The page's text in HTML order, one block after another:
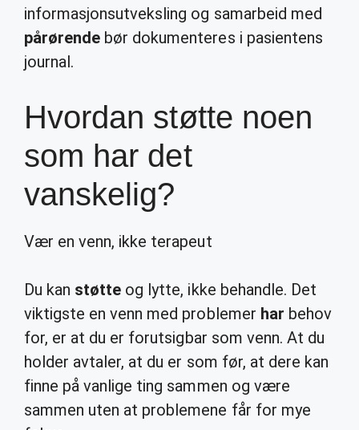
informasjonsutveksling og samarbeid med
pårørende bør dokumenteres i pasientens
journal.
Hvordan støtte noen
som har det
vanskelig?
Vær en venn, ikke terapeut
Du kan støtte og lytte, ikke behandle. Det
viktigste en venn med problemer har behov
for, er at du er forutsigbar som venn. At du
holder avtaler, at du er som før, at dere kan
finne på vanlige ting sammen og være
sammen uten at problemene får for mye